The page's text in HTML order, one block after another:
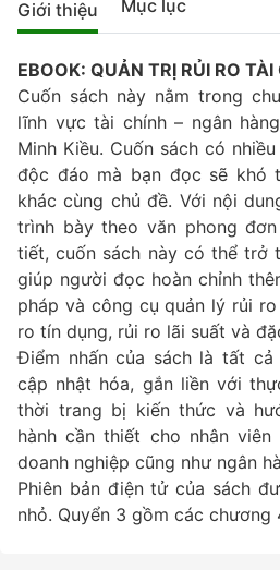
Giới thiệu Mục lục
EBOOK: QUẢN TRỊ RỦI RO
Cuốn sách này nằm trong
lĩnh vực tài chính – ngân
Minh Kiều. Cuốn sách có
độc đáo mà bạn đọc sẽ khó
khác cùng chủ đề. Với nội
trình bày theo văn phong
tiết, cuốn sách này có thể trở
giúp người đọc hoàn chỉnh
pháp và công cụ quản lý rủi
ro tín dụng, rủi ro lãi suất và
Điểm nhấn của sách là tất
cập nhật hóa, gắn liền với
thời trang bị kiến thức và
hành cần thiết cho nhân
doanh nghiệp cũng như ngân
Phiên bản điện tử của sách
nhỏ. Quyển 3 gồm các chương